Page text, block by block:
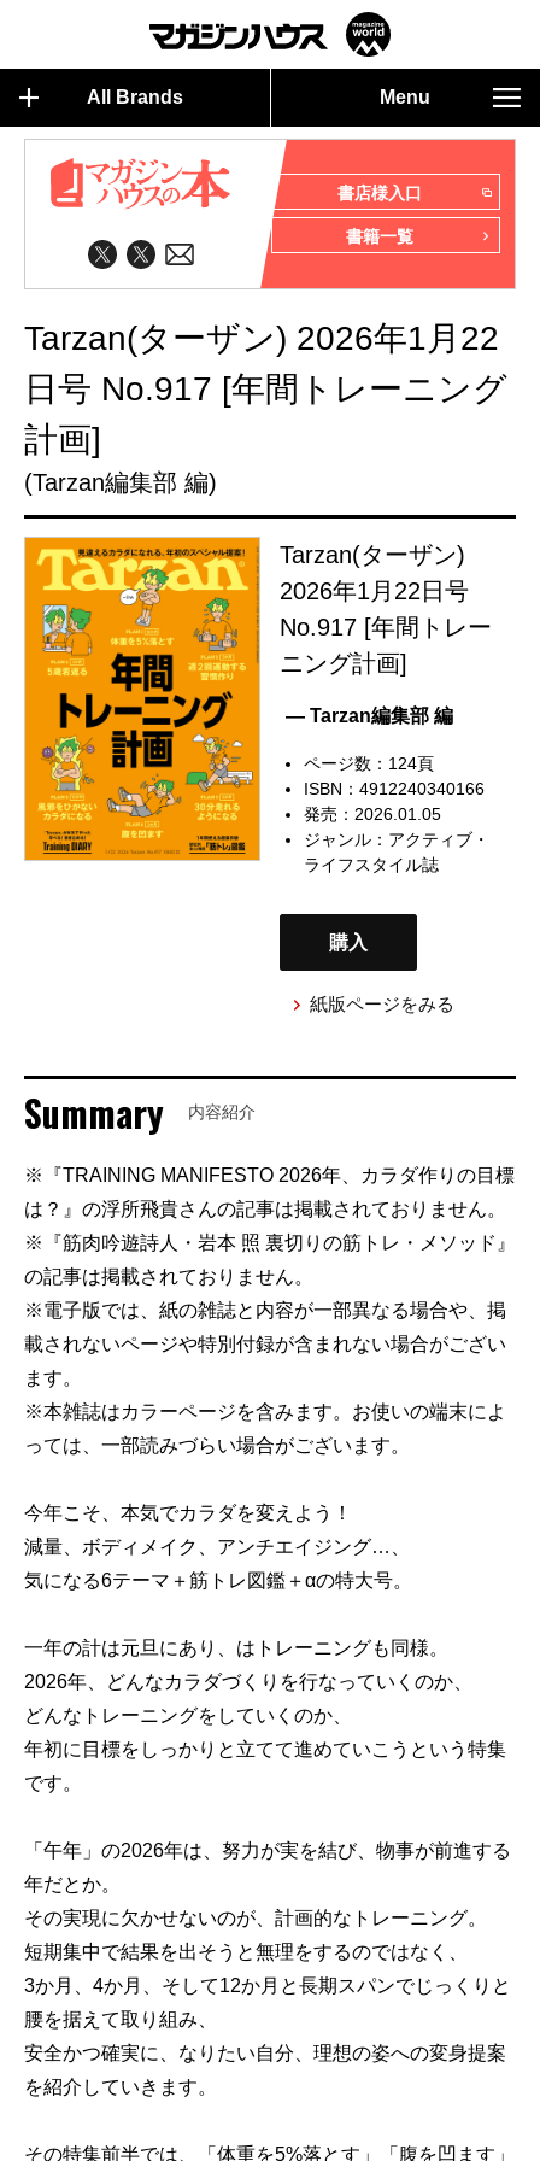
All Brands Menu
書店様入口
書籍一覧
Tarzan(ターザン) 2026年1月22
日号 No.917 [年間トレーニング
計画]
(Tarzan編集部 編)
Tarzan(ターザン)
2026年1月22日号
No.917 [年間トレー
ニング計画]
— Tarzan編集部 編
ページ数：124頁
ISBN：4912240340166
発売：2026.01.05
ジャンル： アクティブ・
ライフスタイル誌
購入
紙版ページをみる
Summary 内容紹介
※『TRAINING MANIFESTO 2026年、カラダ作りの目標
は？』の浮所飛貴さんの記事は掲載されておりません。
※『筋肉吟遊詩人・岩本 照 裏切りの筋トレ・メソッド』
の記事は掲載されておりません。
※電子版では、紙の雑誌と内容が一部異なる場合や、掲
載されないページや特別付録が含まれない場合がござい
ます。
※本雑誌はカラーページを含みます。お使いの端末によ
っては、一部読みづらい場合がございます。
今年こそ、本気でカラダを変えよう！
減量、ボディメイク、アンチエイジング…、
気になる6テーマ＋筋トレ図鑑＋αの特大号。
一年の計は元旦にあり、はトレーニングも同様。
2026年、どんなカラダづくりを行なっていくのか、
どんなトレーニングをしていくのか、
年初に目標をしっかりと立てて進めていこうという特集
です。
「午年」の2026年は、努力が実を結び、物事が前進する
年だとか。
その実現に欠かせないのが、計画的なトレーニング。
短期集中で結果を出そうと無理をするのではなく、
3か月、4か月、そして12か月と長期スパンでじっくりと
腰を据えて取り組み、
安全かつ確実に、なりたい自分、理想の姿への変身提案
を紹介していきます。
その特集前半では、「体重を5%落とす」「腹を凹ます」